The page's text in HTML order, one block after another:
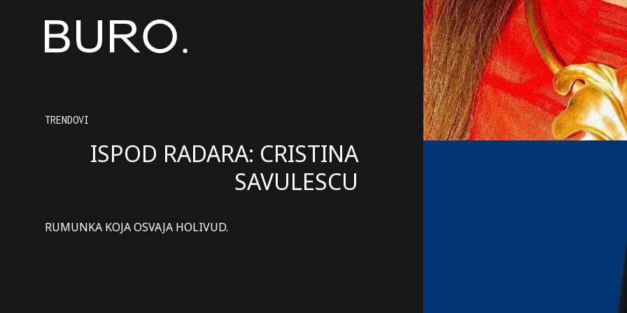
TRENDOVI
ISPOD RADARA: CRISTINA
SAVULESCU
RUMUNKA KOJA OSVAJA HOLIVUD.